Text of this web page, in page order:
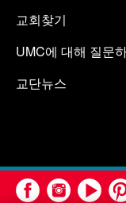
교회찾기
UMC에 대해 질문
교단뉴스